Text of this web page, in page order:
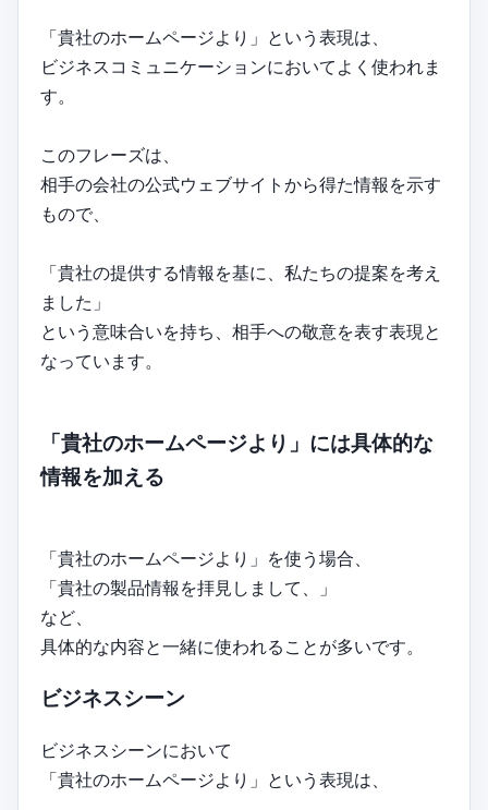
「貴社のホームページより」という表現は、
ビジネスコミュニケーションにおいてよく使われま
す。
このフレーズは、
相手の会社の公式ウェブサイトから得た情報を示す
もので、
「貴社の提供する情報を基に、私たちの提案を考え
ました」
という意味合いを持ち、相手への敬意を表す表現と
なっています。
「貴社のホームページより」には具体的な
情報を加える
「貴社のホームページより」を使う場合、
「貴社の製品情報を拝見しまして、」
など、
具体的な内容と一緒に使われることが多いです。
ビジネスシーン
ビジネスシーンにおいて
「貴社のホームページより」という表現は、